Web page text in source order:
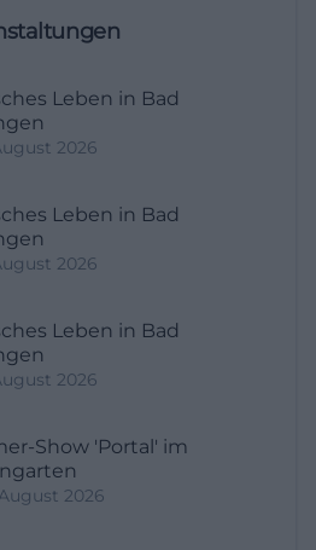
Leben in Bad
2026
Leben in Bad
2026
Leben in Bad
2026
Show 'Portal' im
2026